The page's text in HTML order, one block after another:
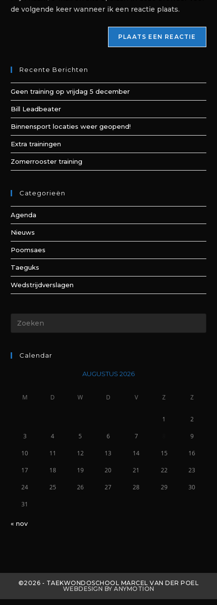
de volgende keer wanneer ik een reactie plaats.
Recente Berichten
Geen training op vrijdag 5 december
Bill Leadbeater
Binnensport locaties weer geopend!
Extra trainingen
Zomerrooster training
Categorieën
Agenda
Nieuws
Poomsaes
Taeguks
Wedstrijdverslagen
Calendar
AUGUSTUS 2026
M D W D V Z Z
1 2
3 4 5 6 7 9
10 11 12 13 14 15 16
17 18 19 20 21 22 23
24 25 26 27 28 29 30
31
« nov
©2026 - TAEKWONDOSCHOOL MARCEL VAN DER POEL
WEBDESIGN BY ANYMOTION